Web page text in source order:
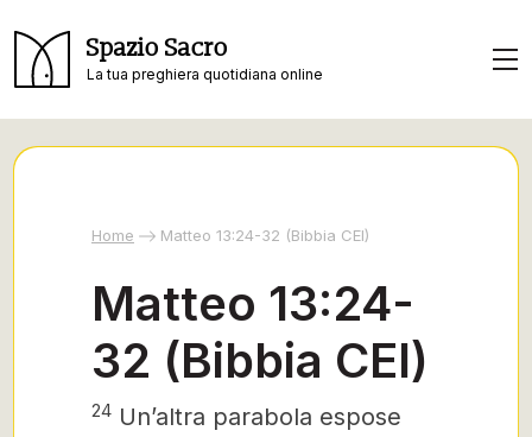
Spazio Sacro
La tua preghiera quotidiana online
Home Matteo 13:24-32 (Bibbia CEI)
Matteo 13:24-
32 (Bibbia CEI)
24 Un’altra parabola espose